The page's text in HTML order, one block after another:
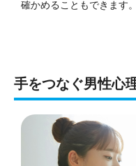
確かめることもできます。
手をつなぐ男性心